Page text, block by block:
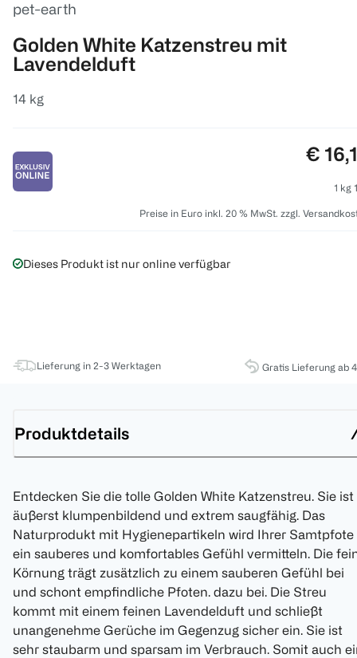
pet-earth
Golden White Katzenstreu mit
Lavendelduft
14 kg
Preis:
€
1 kg
Preise in Euro inkl. 20 % MwSt. zzgl.
Dieses Produkt ist nur online verfügbar
Lieferung in 2-3 Werktagen Gratis Lieferung ab
Produktdetails
Entdecken Sie die tolle Golden White Katzenstreu. Sie ist
äußerst klumpenbildend und extrem saugfähig. Das
Naturprodukt mit Hygienepartikeln wird Ihrer Samtpfote
ein sauberes und komfortables Gefühl vermitteln. Die
Körnung trägt zusätzlich zu einem sauberen Gefühl bei
und schont empfindliche Pfoten. dazu bei. Die Streu
kommt mit einem feinen Lavendelduft und schließt
unangenehme Gerüche im Gegenzug sicher ein. Sie ist
sehr staubarm und sparsam im Verbrauch. Somit auch